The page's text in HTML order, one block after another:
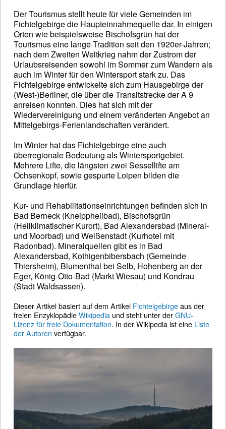
Der Tourismus stellt heute für viele Gemeinden im
Fichtelgebirge die Haupteinnahmequelle dar. In einigen
Orten wie beispielsweise Bischofsgrün hat der
Tourismus eine lange Tradition seit den 1920er-Jahren;
nach dem Zweiten Weltkrieg nahm der Zustrom der
Urlaubsreisenden sowohl im Sommer zum Wandern als
auch im Winter für den Wintersport stark zu. Das
Fichtelgebirge entwickelte sich zum Hausgebirge der
(West-)Berliner, die über die Transitstrecke der A 9
anreisen konnten. Dies hat sich mit der
Wiedervereinigung und einem veränderten Angebot an
Mittelgebirgs-Ferienlandschaften verändert.
Im Winter hat das Fichtelgebirge eine auch
überregionale Bedeutung als Wintersportgebiet.
Mehrere Lifte, die längsten zwei Sessellifte am
Ochsenkopf, sowie gespurte Loipen bilden die
Grundlage hierfür.
Kur- und Rehabilitationseinrichtungen befinden sich in
Bad Berneck (Kneippheilbad), Bischofsgrün
(Heilklimatischer Kurort), Bad Alexandersbad (Mineral-
und Moorbad) und Weißenstadt (Kurhotel mit
Radonbad). Mineralquellen gibt es in Bad
Alexandersbad, Kothigenbibersbach (Gemeinde
Thiersheim), Blumenthal bei Selb, Hohenberg an der
Eger, König-Otto-Bad (Markt Wiesau) und Kondrau
(Stadt Waldsassen).
Dieser Artikel basiert auf dem Artikel Fichtelgebirgeaus der
freien EnzyklopädieWikipedia und steht unter derGNU-
Lizenz für freie Dokumentation. In der Wikipedia ist eine Liste
der Autoren verfügbar.